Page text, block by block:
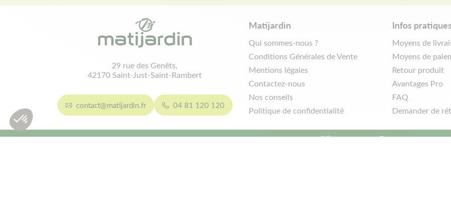
29 rue des Genêts,
42170 Saint-Just-Saint-Rambert
contact@matijardin.fr 04 81 120 120
Matijardin
Qui sommes-nous ?
Conditions Générales de Vente
Mentions légales
Contactez-nous
Nos conseils
Politique de confidentialité
Infos
Moyens de
Moyens de
Retour produit
Avantages Pro
FAQ
Demander de
|Réalisation